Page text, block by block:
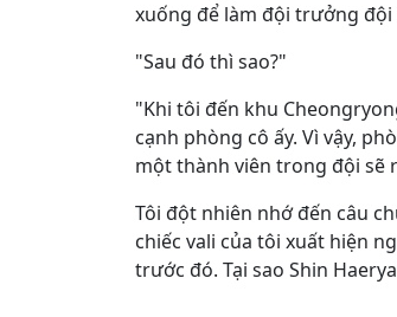
xuống để làm đội trưởng
"Sau đó thì sao?"
"Khi tôi đến khu
cạnh phòng cô ấy. Vì vậy,
một thành viên trong đội sẽ
Tôi đột nhiên nhớ đến câu
chiếc vali của tôi xuất hiện
trước đó. Tại sao Shin